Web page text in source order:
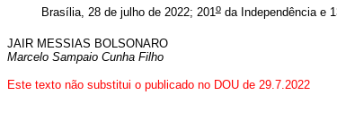
Brasília, 28 de julho de 2022; 201oda Independência e
JAIR MESSIAS BOLSONARO
Marcelo Sampaio Cunha Filho
Este texto não substitui o publicado no DOU de 29.7.2022